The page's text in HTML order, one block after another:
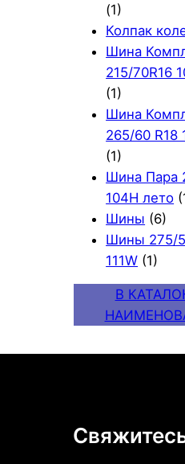
(1)
Колпак
Шина
215/70R16
(1)
Шина
265/60 R18
(1)
Шина Пара
104H лето
Шины (6)
Шины 275/
111W (1)
В